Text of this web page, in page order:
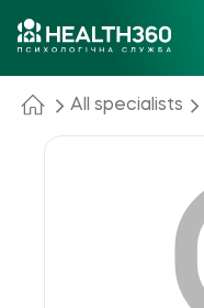
All specialists